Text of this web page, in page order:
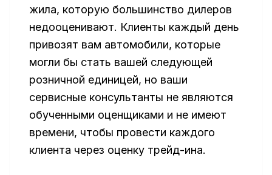
жила, которую большинство дилеров
недооценивают. Клиенты каждый день
привозят вам автомобили, которые
могли бы стать вашей следующей
розничной единицей, но ваши
сервисные консультанты не являются
обученными оценщиками и не имеют
времени, чтобы провести каждого
клиента через оценку трейд-ина.